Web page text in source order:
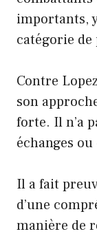
importants,
catégorie de
Contre
son
forte. Il n’a
échanges
Il a fait
d’une
manière de